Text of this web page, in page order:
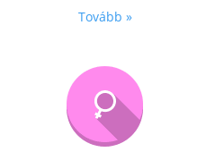
Tovább »